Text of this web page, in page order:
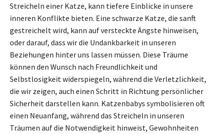
Streicheln einer Katze, kann tiefere Einblicke in unsere
inneren Konflikte bieten. Eine schwarze Katze, die sanft
gestreichelt wird, kann auf versteckte Ängste hinweisen,
oder darauf, dass wir die Undankbarkeit in unseren
Beziehungen hinter uns lassen müssen. Diese Träume
können den Wunsch nach Freundlichkeit und
Selbstlosigkeit widerspiegeln, während die Verletzlichkeit,
die wir zeigen, auch einen Schritt in Richtung persönlicher
Sicherheit darstellen kann. Katzenbabys symbolisieren oft
einen Neuanfang, während das Streicheln in unseren
Träumen auf die Notwendigkeit hinweist, Gewohnheiten